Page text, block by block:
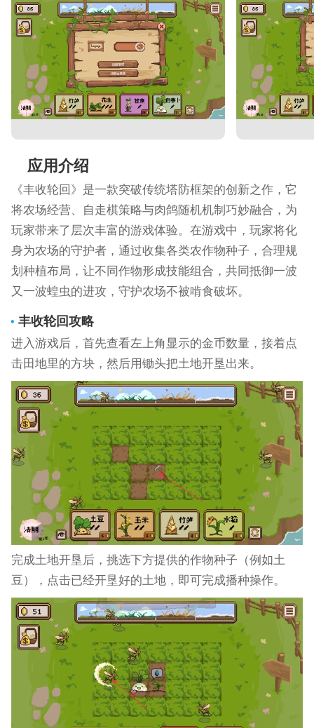
应用介绍
《丰收轮回》是一款突破传统塔防框架的创新之作，它
将农场经营、自走棋策略与肉鸽随机机制巧妙融合，为
玩家带来了层次丰富的游戏体验。在游戏中，玩家将化
身为农场的守护者，通过收集各类农作物种子，合理规
划种植布局，让不同作物形成技能组合，共同抵御一波
又一波蝗虫的进攻，守护农场不被啃食破坏。
丰收轮回攻略
进入游戏后，首先查看左上角显示的金币数量，接着点
击田地里的方块，然后用锄头把土地开垦出来。
完成土地开垦后，挑选下方提供的作物种子（例如土
豆），点击已经开垦好的土地，即可完成播种操作。